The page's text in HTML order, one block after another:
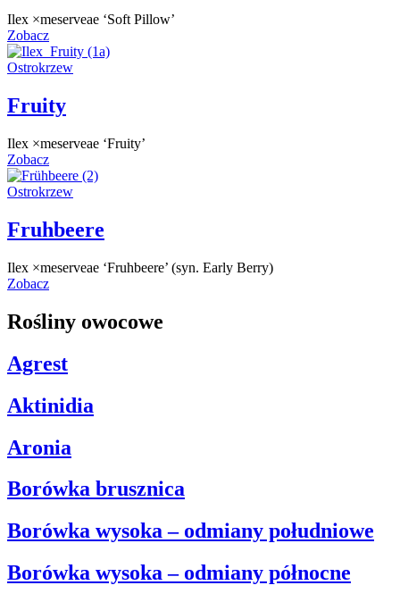
Ilex ×meserveae ‘Soft Pillow’
Zobacz
Ostrokrzew
Fruity
Ilex ×meserveae ‘Fruity’
Zobacz
Ostrokrzew
Fruhbeere
Ilex ×meserveae ‘Fruhbeere’ (syn. Early Berry)
Zobacz
Rośliny owocowe
Agrest
Aktinidia
Aronia
Borówka brusznica
Borówka wysoka – odmiany południowe
Borówka wysoka – odmiany północne